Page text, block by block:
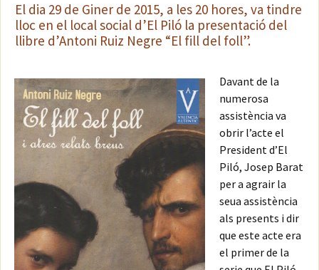
El dia 29 de Giner de 2015, a les 20 hores, va tindre
lloc en el local social d’El Piló la presentació del
llibre d’Antoni Ruiz Negre “El fill del foll”.
Davant de la
numerosa
assistència va
obrir l’acte el
President d’El
Piló, Josep Barat
per a agrair la
seua assistència
als presents i dir
que este acte era
el primer de la